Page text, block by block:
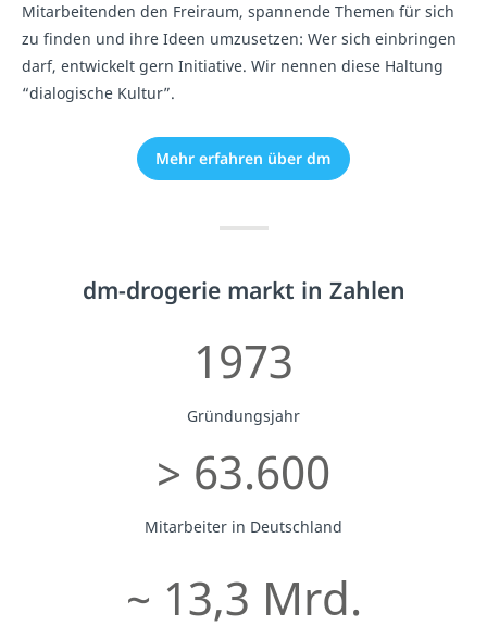
Mitarbeitenden den Freiraum, spannende Themen für sich
zu finden und ihre Ideen umzusetzen: Wer sich einbringen
darf, entwickelt gern Initiative. Wir nennen diese Haltung
“dialogische Kultur”.
Mehr erfahren über dm
dm-drogerie markt in Zahlen
1973
Gründungsjahr
> 63.600
Mitarbeiter in Deutschland
~ 13,3 Mrd.